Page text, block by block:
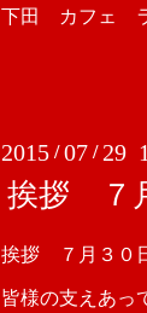
下田 カフェ
2015 /07 / 29
挨拶 ７
挨拶 ７月３０
皆様の支えあっ